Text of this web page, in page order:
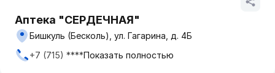
Аптека "СЕРДЕЧНАЯ"
Бишкуль (Бесколь), ул. Гагарина, д. 4Б
+7 (715) ****Показать полностью